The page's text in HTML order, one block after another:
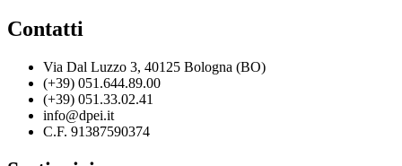
Contatti
Via Dal Luzzo 3, 40125 Bologna (BO)
(+39) 051.644.89.00
(+39) 051.33.02.41
info@dpei.it
C.F. 91387590374